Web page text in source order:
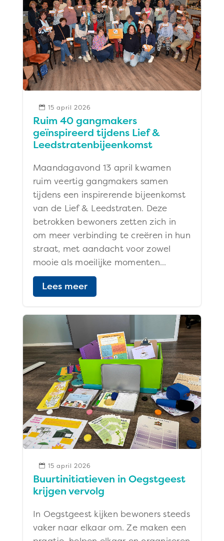
Ruim 40 gangmakers
geïnspireerd tijdens Lief &
Leedstratenbijeenkomst
Maandagavond 13 april kwamen
ruim veertig gangmakers samen
tijdens een inspirerende bijeenkomst
van de Lief & Leedstraten. Deze
betrokken bewoners zetten zich in
om meer verbinding te creëren in hun
straat, met aandacht voor zowel
mooie als moeilijke momenten...
Lees meer
 15 april 2026
Buurtinitiatieven in Oegstgeest
krijgen vervolg
In Oegstgeest kijken bewoners steeds
vaker naar elkaar om. Ze maken een
 15 april 2026